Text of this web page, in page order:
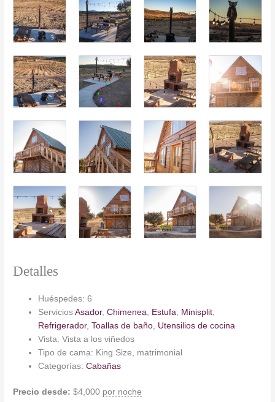
Detalles
Huéspedes: 6
Servicios Asador,Chimenea Estufa Minisplit
Refrigerador,Toallas de baño Utensilios de cocina
Vista: Vista a los viñedos
Tipo de cama: King Size, matrimonial
Categorías: Cabañas
Precio desde: $4,000 por noche